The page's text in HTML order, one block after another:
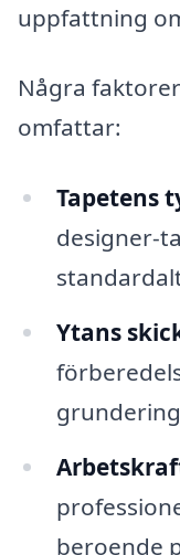
uppfattning
Några
omfattar:
Tapetens
designer-
Ytans
beroende